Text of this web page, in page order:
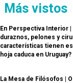
Más vistos
En Perspectiva Interior |
duraznos, pelones y
características tienen
hoja caduca en Uruguay?
La Mesa de Filósofos |